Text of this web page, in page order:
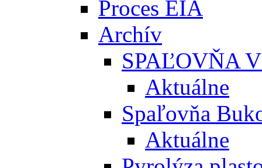
Proces EIA
Archív
SPAĽOVŇA
Aktuálne
Spaľovňa
Aktuálne